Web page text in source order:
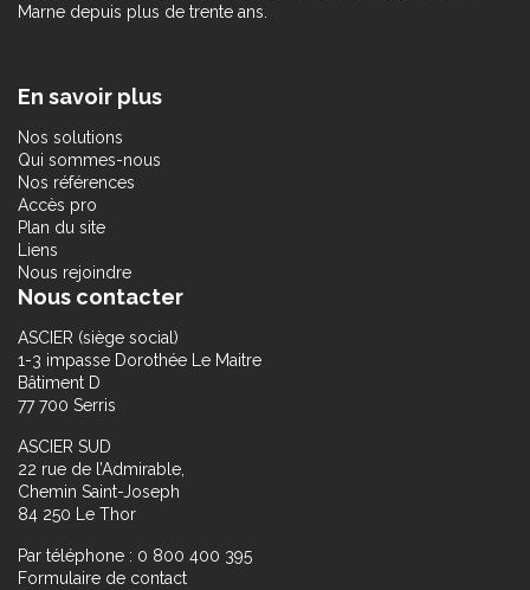
Marne depuis plus de trente ans.
En savoir plus
Nos solutions
Qui sommes-nous
Nos références
Accès pro
Plan du site
Liens
Nous rejoindre
Nous contacter
ASCIER (siège social)
1-3 impasse Dorothée Le Maitre
Bâtiment D
77 700 Serris
ASCIER SUD
22 rue de l’Admirable,
Chemin Saint-Joseph
84 250 Le Thor
Par téléphone : 0 800 400 395
Formulaire de contact